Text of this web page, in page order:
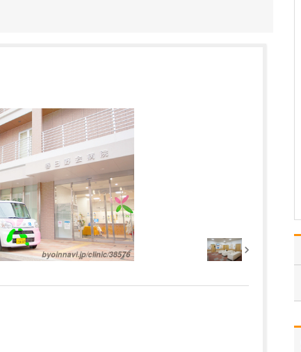
患者さん一人ひとりの体
質や病状、治療の目標に
応じて、オーダーメイド
で漢方薬を処方していま
す。たとえば、がんと診
断…